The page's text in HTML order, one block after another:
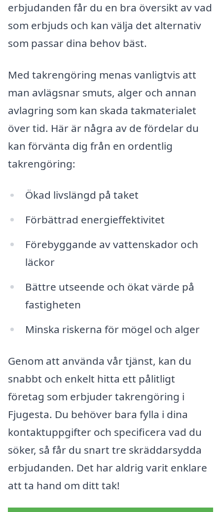
erbjudanden får du en bra översikt av vad
som erbjuds och kan välja det alternativ
som passar dina behov bäst.
Med takrengöring menas vanligtvis att
man avlägsnar smuts, alger och annan
avlagring som kan skada takmaterialet
över tid. Här är några av de fördelar du
kan förvänta dig från en ordentlig
takrengöring:
Ökad livslängd på taket
Förbättrad energieffektivitet
Förebyggande av vattenskador och
läckor
Bättre utseende och ökat värde på
fastigheten
Minska riskerna för mögel och alger
Genom att använda vår tjänst, kan du
snabbt och enkelt hitta ett pålitligt
företag som erbjuder takrengöring i
Fjugesta. Du behöver bara fylla i dina
kontaktuppgifter och specificera vad du
söker, så får du snart tre skräddarsydda
erbjudanden. Det har aldrig varit enklare
att ta hand om ditt tak!